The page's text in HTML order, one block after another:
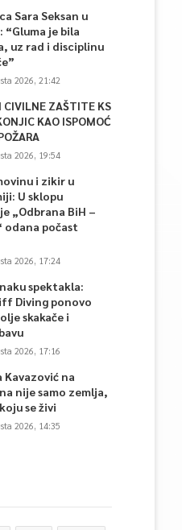
Sara Seksan u
“Gluma je bila
uz rad i disciplinu
2026, 21:42
CIVILNE ZAŠTITE KS
KAO ISPOMOĆ
2026, 19:54
i zikir u
U sklopu
„Odbrana BiH –
odana počast
2026, 17:24
spektakla:
Diving ponovo
skakače i
2026, 17:16
Kavazović na
nije samo zemlja,
se živi
2026, 14:35